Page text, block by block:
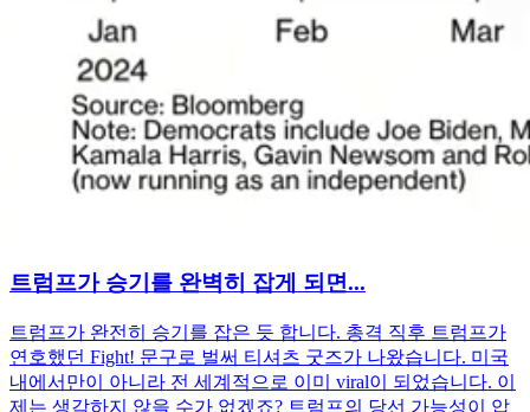
트럼프가 승기를 완벽히 잡게 되면...
트럼프가 완전히 승기를 잡은 듯 합니다. 총격 직후 트럼프가
연호했던 Fight! 문구로 벌써 티셔츠 굿즈가 나왔습니다. 미국
내에서만이 아니라 전 세계적으로 이미 viral이 되었습니다. 이
제는 생각하지 않을 수가 없겠죠? 트럼프의 당선 가능성이 압